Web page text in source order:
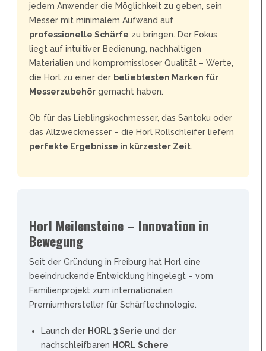
jedem Anwender die Möglichkeit zu geben, sein
Messer mit minimalem Aufwand auf
professionelle Schärfe zu bringen. Der Fokus
liegt auf intuitiver Bedienung, nachhaltigen
Materialien und kompromissloser Qualität – Werte,
die Horl zu einer der beliebtesten Marken für
Messerzubehörgemacht haben.
Ob für das Lieblingskochmesser, das Santoku oder
das Allzweckmesser – die Horl Rollschleifer liefern
perfekte Ergebnisse in kürzester Zeit.
Horl Meilensteine – Innovation in
Bewegung
Seit der Gründung in Freiburg hat Horl eine
beeindruckende Entwicklung hingelegt – vom
Familienprojekt zum internationalen
Premiumhersteller für Schärftechnologie.
Launch der HORL 3 Serie und der
nachschleifbaren HORL Schere